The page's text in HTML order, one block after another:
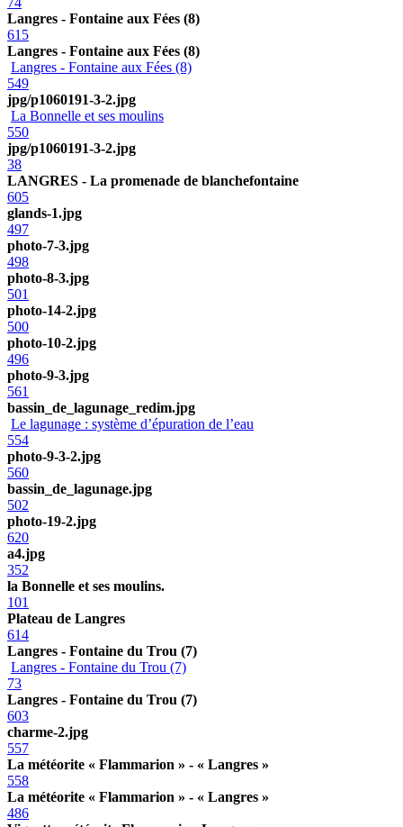
Langres - Fontaine aux Fées (8)
615
Langres - Fontaine aux Fées (8)
Langres - Fontaine aux Fées (8)
549
jpg/p1060191-3-2.jpg
La Bonnelle et ses moulins
550
jpg/p1060191-3-2.jpg
38
LANGRES - La promenade de blanchefontaine
605
glands-1.jpg
497
photo-7-3.jpg
498
photo-8-3.jpg
501
photo-14-2.jpg
500
photo-10-2.jpg
496
photo-9-3.jpg
561
bassin_de_lagunage_redim.jpg
Le lagunage : système d’épuration de l’eau
554
photo-9-3-2.jpg
560
bassin_de_lagunage.jpg
502
photo-19-2.jpg
620
a4.jpg
352
la Bonnelle et ses moulins.
101
Plateau de Langres
614
Langres - Fontaine du Trou (7)
Langres - Fontaine du Trou (7)
73
Langres - Fontaine du Trou (7)
603
charme-2.jpg
557
La météorite « Flammarion » - « Langres »
558
La météorite « Flammarion » - « Langres »
486